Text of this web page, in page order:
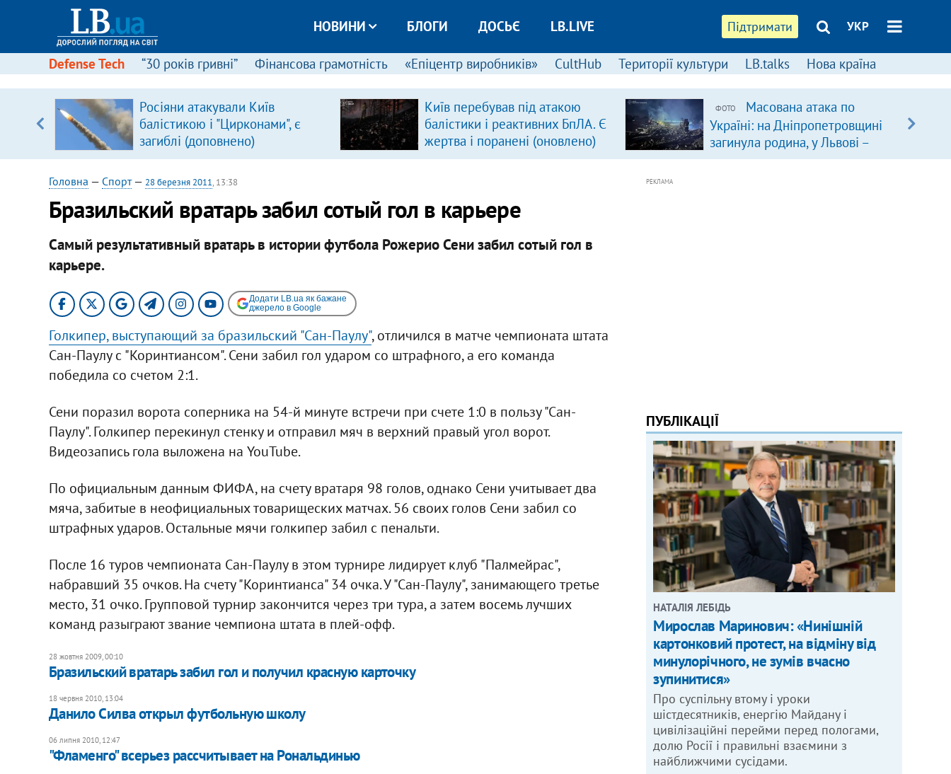
Підтримати УКР
НОВИНИ БЛОГИ ДОСЬЄ LB.LIVE
Defense Tech “30 років гривні” Фінансова грамотність «Епіцентр виробників» CultHub Території культури LB.talks Нова країна
Росіяни атакували Київ
балістикою і "Цирконами", є
загиблі (доповнено)
Київ перебував під атакою
балістики і реактивних БпЛА. Є
жертва і поранені (оновлено)
ФОТО
Масована атака по
Україні: на Дніпропетровщині
загинула родина, у Львові –
удар по багатоповерхівках
Головна — Спорт— 28 березня 2011, 13:38
Бразильский вратарь забил сотый гол в карьере
Самый результативный вратарь в истории футбола Рожерио Сени забил сотый гол в
карьере.
Додати LB.ua як бажане
джерело в Google
Голкипер, выступающий за бразильский "Сан-Паулу", отличился в матче чемпионата штата
Сан-Паулу с "Коринтиансом". Сени забил гол ударом со штрафного, а его команда
победила со счетом 2:1.
Сени поразил ворота соперника на 54-й минуте встречи при счете 1:0 в пользу "Сан-
Паулу". Голкипер перекинул стенку и отправил мяч в верхний правый угол ворот.
Видеозапись гола выложена на YouTube.
По официальным данным ФИФА, на счету вратаря 98 голов, однако Сени учитывает два
мяча, забитые в неофициальных товарищеских матчах. 56 своих голов Сени забил со
штрафных ударов. Остальные мячи голкипер забил с пенальти.
После 16 туров чемпионата Сан-Паулу в этом турнире лидирует клуб "Палмейрас",
набравший 35 очков. На счету "Коринтианса" 34 очка. У "Сан-Паулу", занимающего третье
место, 31 очко. Групповой турнир закончится через три тура, а затем восемь лучших
команд разыграют звание чемпиона штата в плей-офф.
28 жовтня 2009, 00:10
Бразильский вратарь забил гол и получил красную карточку
18 червня 2010, 13:04
Данило Силва открыл футбольную школу
06 липня 2010, 12:47
"Фламенго" всерьез рассчитывает на Рональдинью
РЕКЛАМА
ПУБЛІКАЦІЇ
НАТАЛІЯ ЛЕБІДЬ
Мирослав Маринович: «Нинішній
картонковий протест, на відміну від
минулорічного, не зумів вчасно
зупинитися»
Про суспільну втому і уроки
шістдесятників, енергію Майдану і
цивілізаційні перейми перед пологами,
долю Росії і правильні взаємини з
найближчими сусідами.